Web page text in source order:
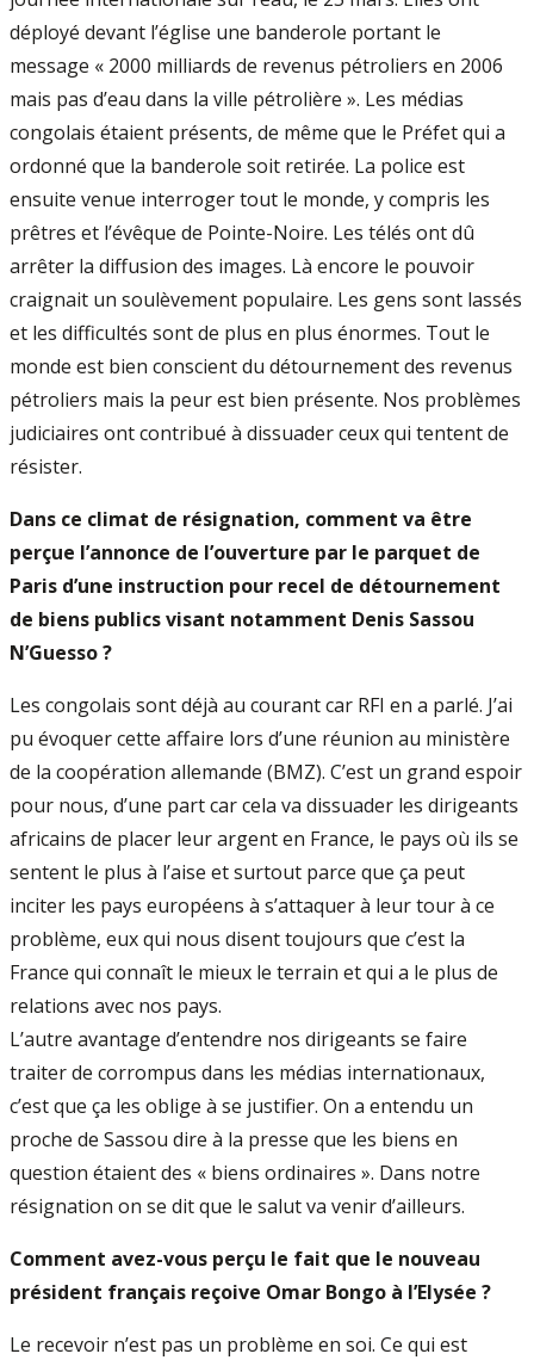
déployé devant l’église une banderole portant le
message « 2000 milliards de revenus pétroliers en 2006
mais pas d’eau dans la ville pétrolière ». Les médias
congolais étaient présents, de même que le Préfet qui a
ordonné que la banderole soit retirée. La police est
ensuite venue interroger tout le monde, y compris les
prêtres et l’évêque de Pointe-Noire. Les télés ont dû
arrêter la diffusion des images. Là encore le pouvoir
craignait un soulèvement populaire. Les gens sont lassés
et les difficultés sont de plus en plus énormes. Tout le
monde est bien conscient du détournement des revenus
pétroliers mais la peur est bien présente. Nos problèmes
judiciaires ont contribué à dissuader ceux qui tentent de
résister.
Dans ce climat de résignation, comment va être
perçue l’annonce de l’ouverture par le parquet de
Paris d’une instruction pour recel de détournement
de biens publics visant notamment Denis Sassou
N’Guesso ?
Les congolais sont déjà au courant car RFI en a parlé. J’ai
pu évoquer cette affaire lors d’une réunion au ministère
de la coopération allemande (BMZ). C’est un grand espoir
pour nous, d’une part car cela va dissuader les dirigeants
africains de placer leur argent en France, le pays où ils se
sentent le plus à l’aise et surtout parce que ça peut
inciter les pays européens à s’attaquer à leur tour à ce
problème, eux qui nous disent toujours que c’est la
France qui connaît le mieux le terrain et qui a le plus de
relations avec nos pays.
L’autre avantage d’entendre nos dirigeants se faire
traiter de corrompus dans les médias internationaux,
c’est que ça les oblige à se justifier. On a entendu un
proche de Sassou dire à la presse que les biens en
question étaient des « biens ordinaires ». Dans notre
résignation on se dit que le salut va venir d’ailleurs.
Comment avez-vous perçu le fait que le nouveau
président français reçoive Omar Bongo à l’Elysée ?
Le recevoir n’est pas un problème en soi. Ce qui est